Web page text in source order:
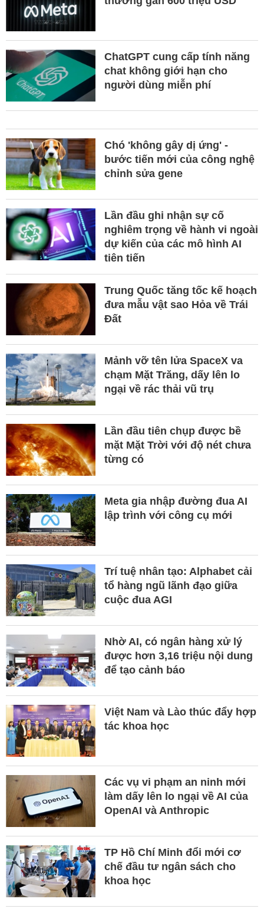
ChatGPT cung cấp tính năng
chat không giới hạn cho
người dùng miễn phí
Chó 'không gây dị ứng' -
bước tiến mới của công nghệ
chỉnh sửa gene
Lần đầu ghi nhận sự cố
nghiêm trọng về hành vi ngoài
dự kiến của các mô hình AI
tiên tiến
Trung Quốc tăng tốc kế hoạch
đưa mẫu vật sao Hỏa về Trái
Đất
Mảnh vỡ tên lửa SpaceX va
chạm Mặt Trăng, dấy lên lo
ngại về rác thải vũ trụ
Lần đầu tiên chụp được bề
mặt Mặt Trời với độ nét chưa
từng có
Meta gia nhập đường đua AI
lập trình với công cụ mới
Trí tuệ nhân tạo: Alphabet cải
tổ hàng ngũ lãnh đạo giữa
cuộc đua AGI
Nhờ AI, có ngân hàng xử lý
được hơn 3,16 triệu nội dung
để tạo cảnh báo
Việt Nam và Lào thúc đẩy hợp
tác khoa học
Các vụ vi phạm an ninh mới
làm dấy lên lo ngại về AI của
OpenAI và Anthropic
TP Hồ Chí Minh đổi mới cơ
chế đầu tư ngân sách cho
khoa học